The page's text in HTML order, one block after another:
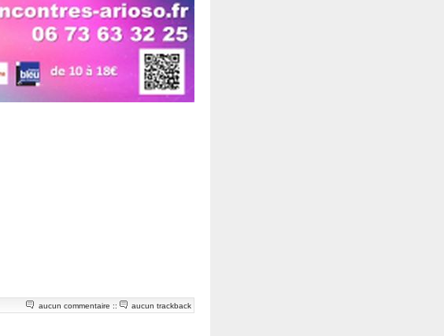
aucun commentaire :: aucun trackback